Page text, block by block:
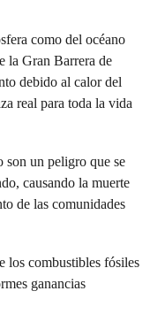
como del océano
la Gran Barrera de
debido al calor del
real para toda la vida
son un peligro que se
causando la muerte
de las comunidades
los combustibles fósiles
ganancias